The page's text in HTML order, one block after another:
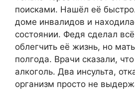
поисками. Нашёл её
доме инвалидов и
состоянии. Федя сделал
облегчить её жизнь, но
полгода. Врачи сказали,
алкоголь. Два инсульта,
организм просто не